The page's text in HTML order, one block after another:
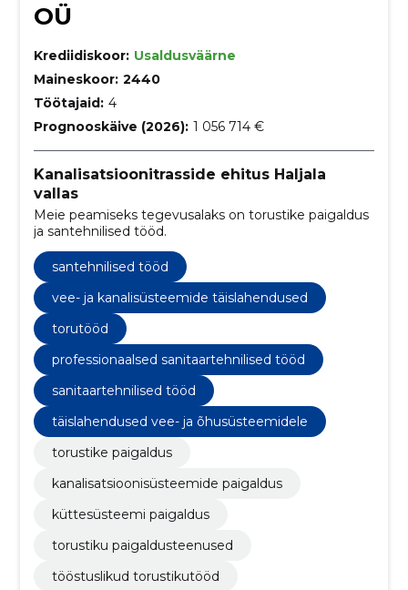
OÜ
Krediidiskoor: Usaldusväärne
Maineskoor: 2440
Töötajaid: 4
Prognooskäive (2026): 1 056 714 €
Kanalisatsioonitrasside ehitus Haljala
vallas
Meie peamiseks tegevusalaks on torustike paigaldus
ja santehnilised tööd.
santehnilised tööd
vee- ja kanalisüsteemide täislahendused
torutööd
professionaalsed sanitaartehnilised tööd
sanitaartehnilised tööd
täislahendused vee- ja õhusüsteemidele
torustike paigaldus
kanalisatsioonisüsteemide paigaldus
küttesüsteemi paigaldus
torustiku paigaldusteenused
tööstuslikud torustikutööd